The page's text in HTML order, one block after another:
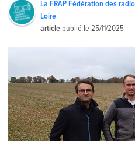
La FRAP Fédération des
Loire
article publié le25/11/2025